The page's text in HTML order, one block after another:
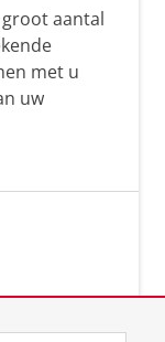
aantal
met u
uw